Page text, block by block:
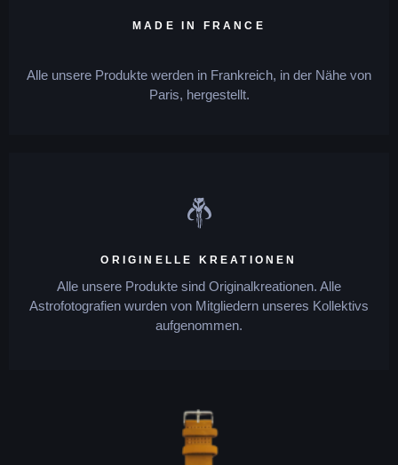
MADE IN FRANCE
Alle unsere Produkte werden in Frankreich, in der Nähe von
Paris, hergestellt.
ORIGINELLE KREATIONEN
Alle unsere Produkte sind Originalkreationen. Alle
Astrofotografien wurden von Mitgliedern unseres Kollektivs
aufgenommen.